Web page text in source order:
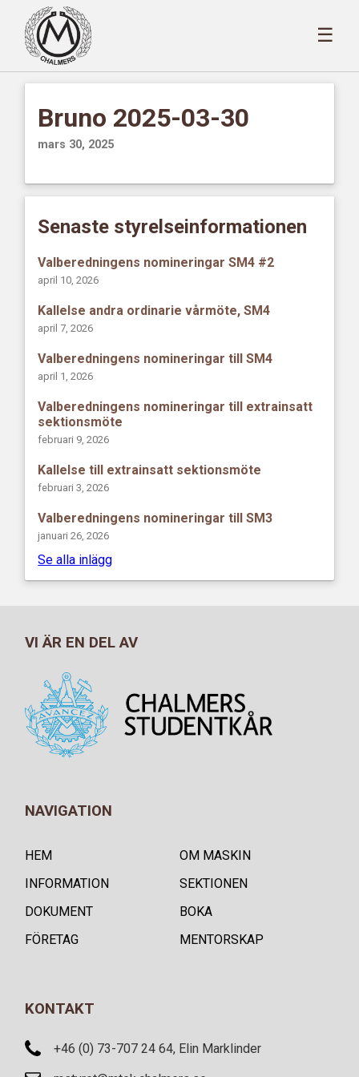
☰
Bruno 2025-03-30
mars 30, 2025
Senaste styrelseinformationen
Valberedningens nomineringar SM4 #2
april 10, 2026
Kallelse andra ordinarie vårmöte, SM4
april 7, 2026
Valberedningens nomineringar till SM4
april 1, 2026
Valberedningens nomineringar till extrainsatt
sektionsmöte
februari 9, 2026
Kallelse till extrainsatt sektionsmöte
februari 3, 2026
Valberedningens nomineringar till SM3
januari 26, 2026
Se alla inlägg
VI ÄR EN DEL AV
NAVIGATION
HEM
OM MASKIN
INFORMATION
SEKTIONEN
DOKUMENT
BOKA
FÖRETAG
MENTORSKAP
KONTAKT
+46 (0) 73-707 24 64, Elin Marklinder